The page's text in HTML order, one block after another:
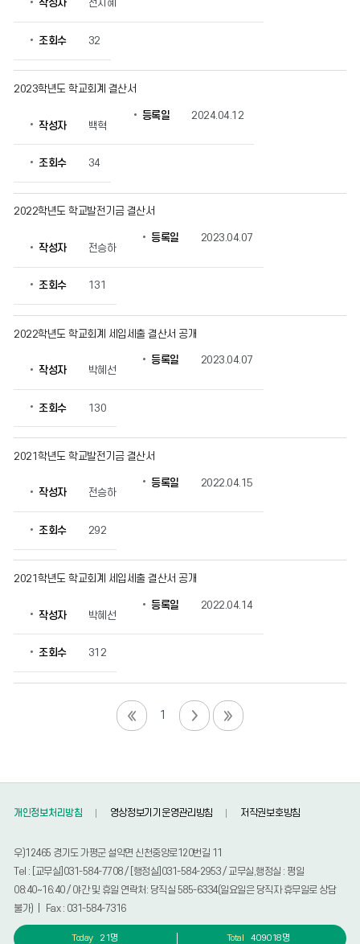
작성자 전지혜
조회수 32
2023학년도 학교회계 결산서
작성자 백혁
등록일 2024.04.12
조회수 34
2022학년도 학교발전기금 결산서
작성자 전승하
등록일 2023.04.07
조회수 131
2022학년도 학교회계 세입세출 결산서 공개
작성자 박혜선
등록일 2023.04.07
조회수 130
2021학년도 학교발전기금 결산서
작성자 전승하
등록일 2022.04.15
조회수 292
2021학년도 학교회계 세입세출 결산서 공개
작성자 박혜선
등록일 2022.04.14
조회수 312
1
개인정보처리방침 영상정보기기운영관리방침 저작권보호방침
우)12465 경기도 가평군 설악면 신천중앙로120번길 11
Tel : [교무실]031-584-7708 / [행정실]031-584-2953 / 교무실,행정실 : 평일
08:40~16:40 / 야간 및 휴일 연락처: 당직실 585-6334(일요일은 당직자 휴무일로 상담
불가) | Fax : 031-584-7316
Today 21명 Total 409018명